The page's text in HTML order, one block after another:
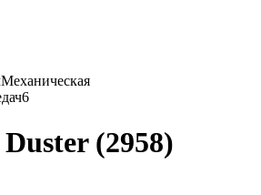
Механическая
6
(2958)